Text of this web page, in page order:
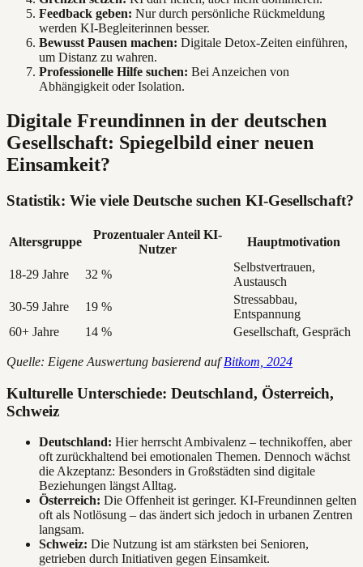
Feedback geben: Nur durch persönliche Rückmeldung
werden KI-Begleiterinnen besser.
Bewusst Pausen machen: Digitale Detox-Zeiten einführen,
um Distanz zu wahren.
Professionelle Hilfe suchen: Bei Anzeichen von
Abhängigkeit oder Isolation.
Digitale Freundinnen in der deutschen
Gesellschaft: Spiegelbild einer neuen
Einsamkeit?
Statistik: Wie viele Deutsche suchen KI-Gesellschaft?
Altersgruppe
Prozentualer Anteil KI-
Nutzer
Hauptmotivation
18-29 Jahre 32 %
Selbstvertrauen,
Austausch
30-59 Jahre
19 %
Stressabbau,
Entspannung
60+ Jahre
14 % Gesellschaft, Gespräch
Quelle: Eigene Auswertung basierend aufBitkom, 2024
Kulturelle Unterschiede: Deutschland, Österreich,
Schweiz
Deutschland: Hier herrscht Ambivalenz – technikoffen, aber
oft zurückhaltend bei emotionalen Themen. Dennoch wächst
die Akzeptanz: Besonders in Großstädten sind digitale
Beziehungen längst Alltag.
Österreich: Die Offenheit ist geringer. KI-Freundinnen gelten
oft als Notlösung – das ändert sich jedoch in urbanen Zentren
langsam.
Schweiz: Die Nutzung ist am stärksten bei Senioren,
getrieben durch Initiativen gegen Einsamkeit.